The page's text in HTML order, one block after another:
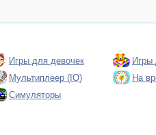
Игры для девочек Игры
Мультиплеер (IO) На
Симуляторы